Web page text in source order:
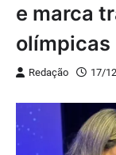
e marca
olímpicas
Redação 17/